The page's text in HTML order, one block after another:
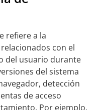
refiere a la
con el
del usuario durante
del sistema
detección
de acceso
Por ejemplo,